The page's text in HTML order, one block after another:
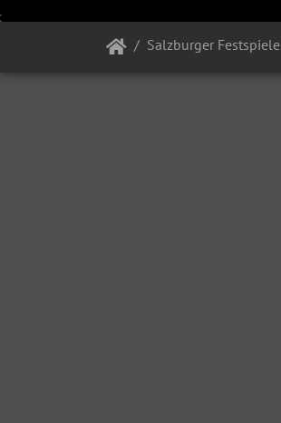
Salzburger Festspiele